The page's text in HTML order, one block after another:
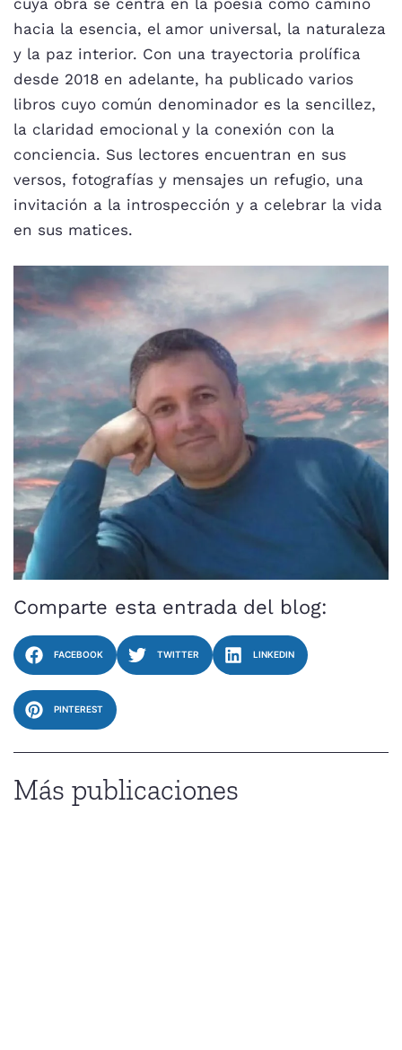
cuya obra se centra en la poesía como camino
hacia la esencia, el amor universal, la naturaleza
y la paz interior. Con una trayectoria prolífica
desde 2018 en adelante, ha publicado varios
libros cuyo común denominador es la sencillez,
la claridad emocional y la conexión con la
conciencia. Sus lectores encuentran en sus
versos, fotografías y mensajes un refugio, una
invitación a la introspección y a celebrar la vida
en sus matices.
Comparte esta entrada del blog:
FACEBOOK TWITTER LINKEDIN
PINTEREST
Más publicaciones